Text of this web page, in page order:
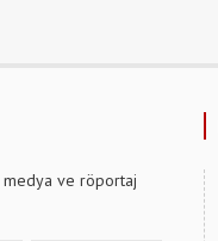
medya ve röportaj